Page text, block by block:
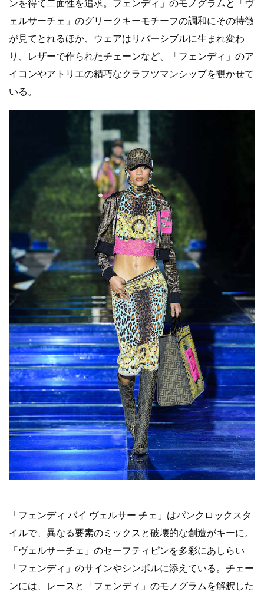
ンを得て二面性を追求。フェンディ」のモノグラムと「ヴ
ェルサーチェ」のグリークキーモチーフの調和にその特徴
が見てとれるほか、ウェアはリバーシブルに生まれ変わ
り、レザーで作られたチェーンなど、「フェンディ」のア
イコンやアトリエの精巧なクラフツマンシップを覗かせて
いる。
「フェンディ バイ ヴェルサー チェ」はパンクロックスタ
イルで、異なる要素のミックスと破壊的な創造がキーに。
「ヴェルサーチェ」のセーフティピンを多彩にあしらい
「フェンディ」のサインやシンボルに添えている。チェー
ンには、レースと「フェンディ」のモノグラムを解釈した